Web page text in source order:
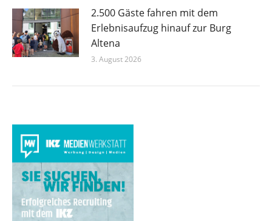
2.500 Gäste fahren mit dem
Erlebnisaufzug hinauf zur Burg
Altena
3. August 2026